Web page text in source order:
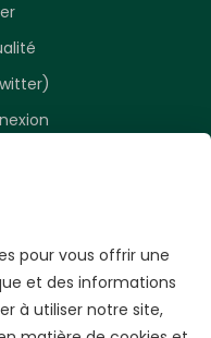
opportunités.
pour vous offrir une
et des informations
à utiliser notre site,